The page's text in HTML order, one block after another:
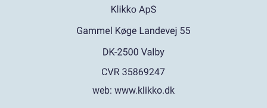
web: www.klikko.dk